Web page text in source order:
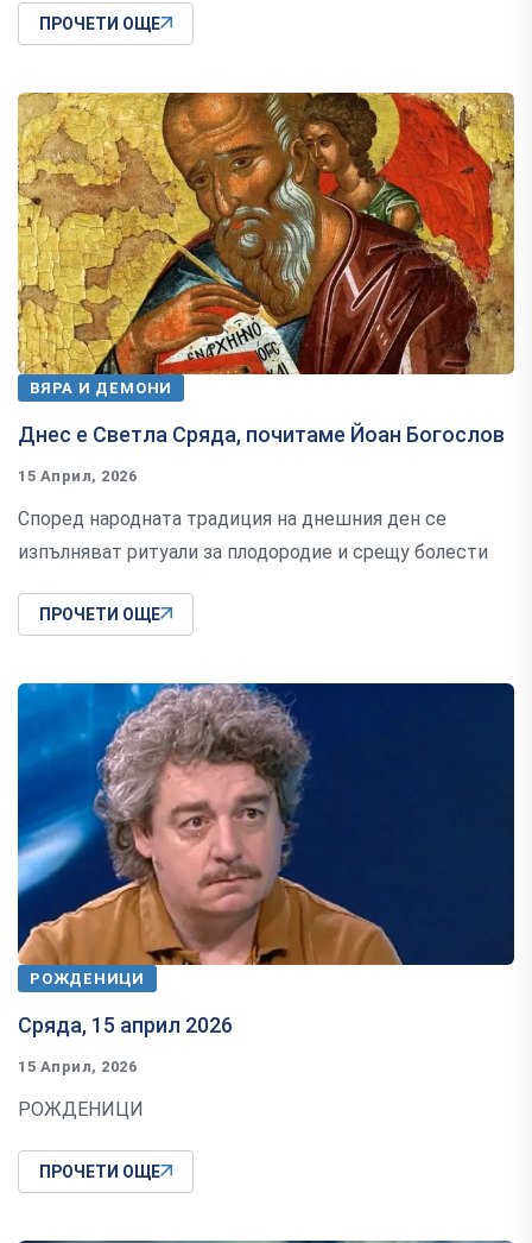
ПРОЧЕТИ ОЩЕ
ВЯРА И ДЕМОНИ
Днес е Светла Сряда, почитаме Йоан Богослов
15 Април, 2026
Според народната традиция на днешния ден се
изпълняват ритуали за плодородие и срещу болести
ПРОЧЕТИ ОЩЕ
РОЖДЕНИЦИ
Сряда, 15 април 2026
15 Април, 2026
РОЖДЕНИЦИ
ПРОЧЕТИ ОЩЕ